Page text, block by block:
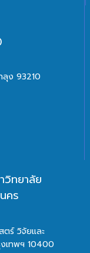
ง 93210
วิทยาลัย
คร
ตร์ วิจัยและ
เทพฯ 10400